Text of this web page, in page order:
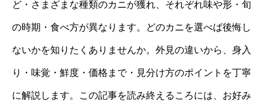
ど・さまざまな種類のカニが獲れ、それぞれ味や形・旬
の時期・食べ方が異なります。どのカニを選べば後悔し
ないかを知りたくありませんか。外見の違いから、身入
り・味覚・鮮度・価格まで・見分け方のポイントを丁寧
に解説します。この記事を読み終えるころには、お好み